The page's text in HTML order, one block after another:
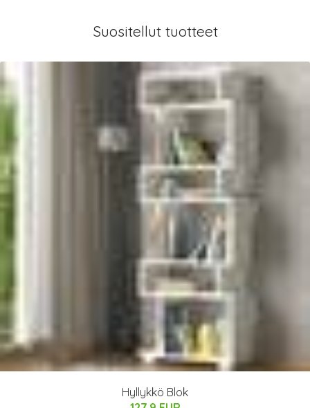
Suositellut tuotteet
Hyllykkö Blok